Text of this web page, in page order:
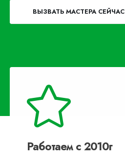
ВЫЗВАТЬ МАСТЕРА СЕЙЧАС
Работаем с 2010г